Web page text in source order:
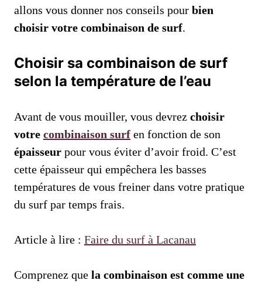
allons vous donner nos conseils pour bien
choisir votre combinaison de surf.
Choisir sa combinaison de surf
selon la température de l’eau
Avant de vous mouiller, vous devrez choisir
votre combinaison surf en fonction de son
épaisseur pour vous éviter d’avoir froid. C’est
cette épaisseur qui empêchera les basses
températures de vous freiner dans votre pratique
du surf par temps frais.
Article à lire : Faire du surf à Lacanau
Comprenez que la combinaison est comme une